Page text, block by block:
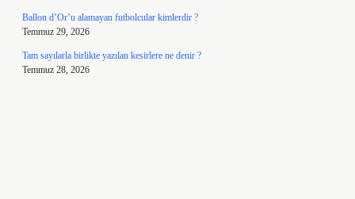
Ballon d’Or’u alamayan futbolcular kimlerdir ?
Temmuz 29, 2026
Tam sayılarla birlikte yazılan kesirlere ne denir ?
Temmuz 28, 2026